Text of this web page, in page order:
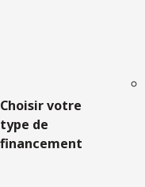
Choisir votre
type de
financement